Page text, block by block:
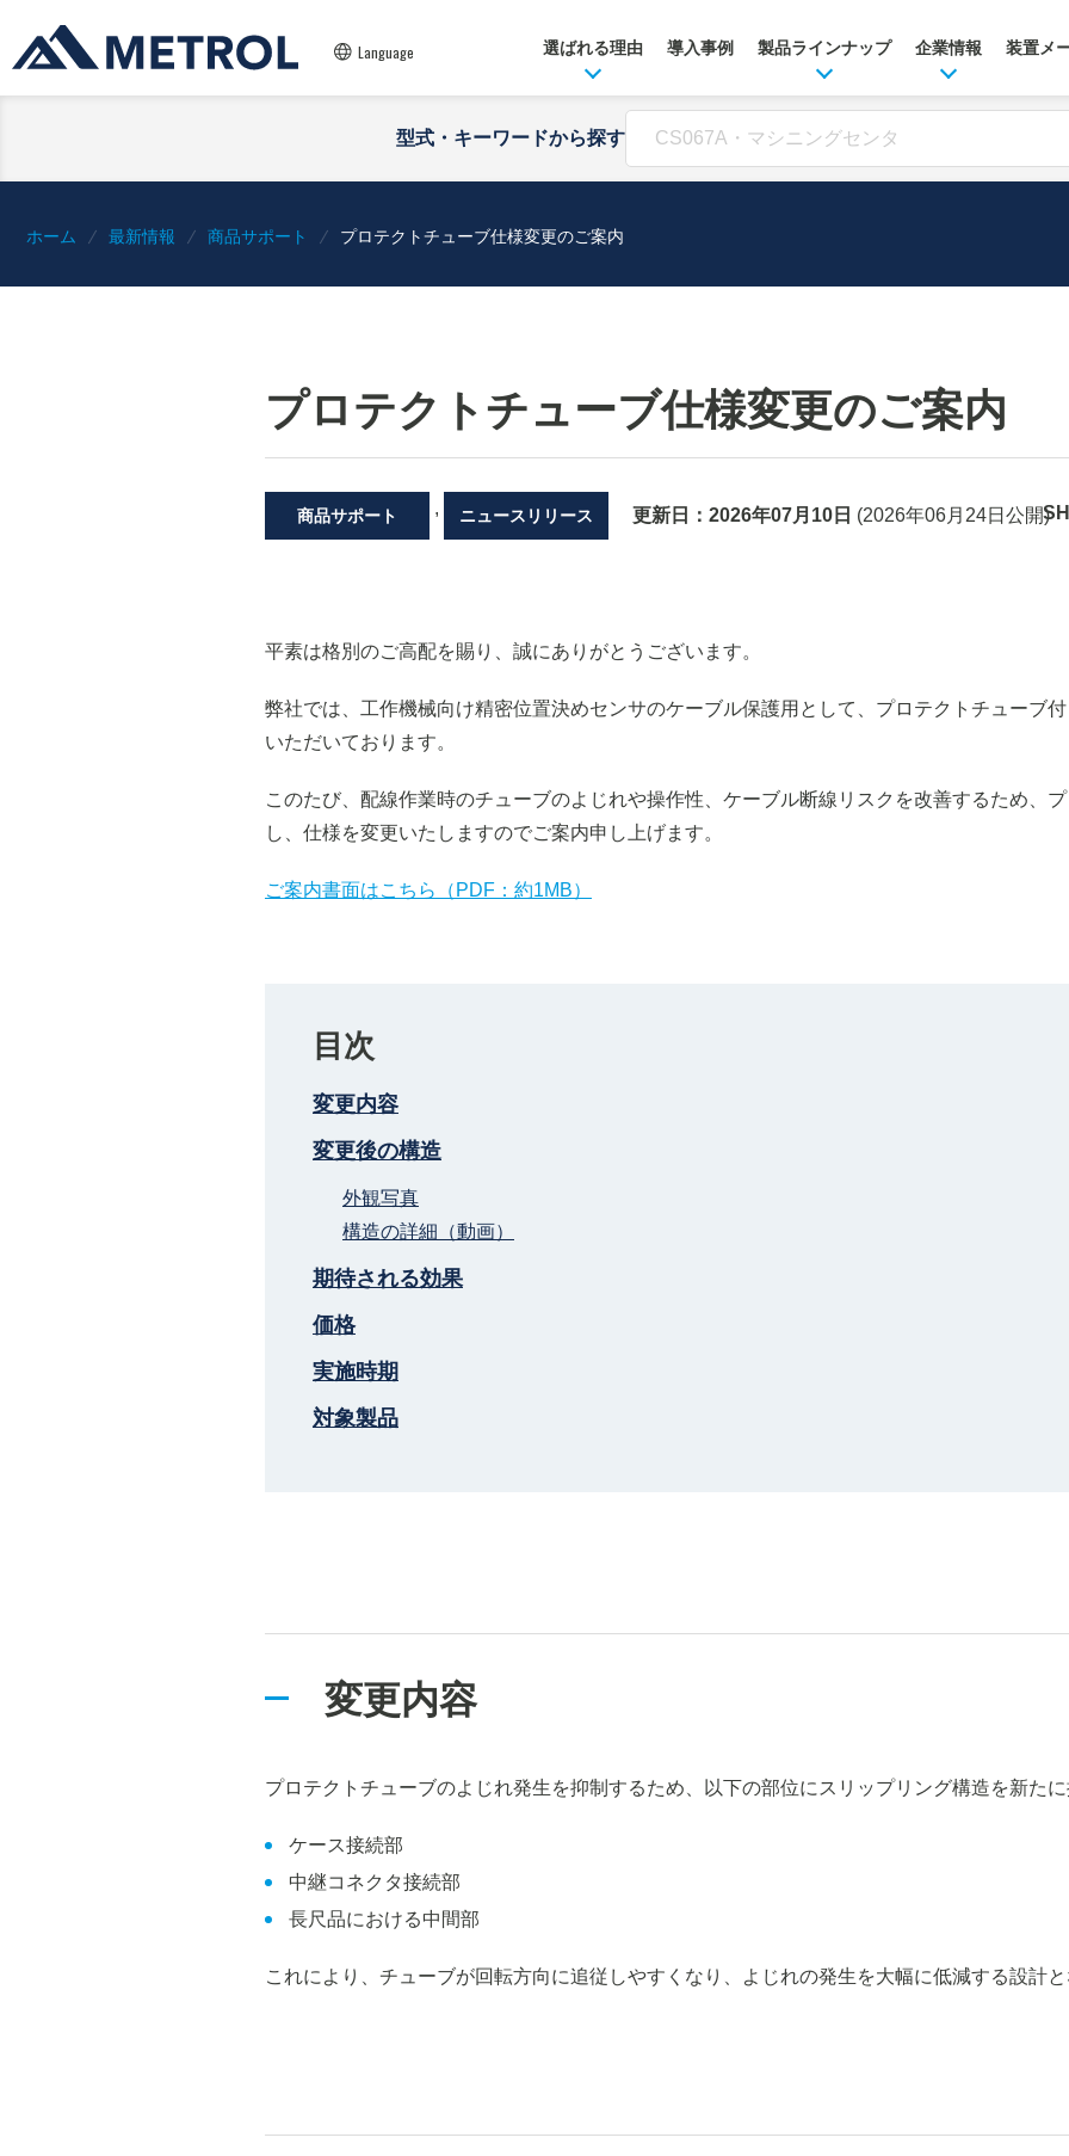
Language 選ばれる理由 導入事例 製品ラインナップ 企業情報 装置メ
型式・キーワードから探す
ホーム 最新情報 商品サポート プロテクトチューブ仕様変更のご案内
プロテクトチューブ仕様変更のご案内
商品サポート , ニュースリリース 更新日： 2026年07月10日 (2026年06月24日 公開)
平素は格別のご高配を賜り、誠にありがとうございます。
弊社では、工作機械向け精密位置決めセンサのケーブル保護用として、プロテクトチューブ
いただいております。
このたび、配線作業時のチューブのよじれや操作性、ケーブル断線リスクを改善するため、
し、仕様を変更いたしますのでご案内申し上げます。
ご案内書面はこちら（PDF：約1MB）
目次
変更内容
変更後の構造
外観写真
構造の詳細（動画）
期待される効果
価格
実施時期
対象製品
変更内容
プロテクトチューブのよじれ発生を抑制するため、以下の部位にスリップリング構造を新た
ケース接続部
中継コネクタ接続部
長尺品における中間部
これにより、チューブが回転方向に追従しやすくなり、よじれの発生を大幅に低減する設計